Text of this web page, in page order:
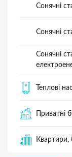
Сонячні
Сонячні
Сонячні
Теплові
Приватні
Квартири,